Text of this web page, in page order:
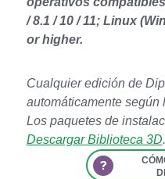
/ 8.1 / 10 / 11; Linux
or higher.
Cualquier edición de
automáticamente
Los paquetes de
Descargar Biblioteca 3D.